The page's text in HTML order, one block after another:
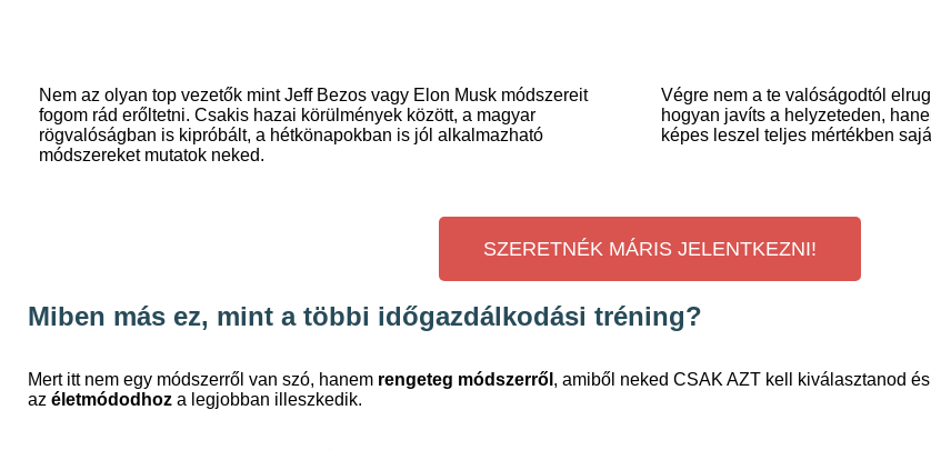
Nem az olyan top vezetők mint Jeff Bezos vagy Elon Musk módszereit
fogom rád erőltetni. Csakis hazai körülmények között, a magyar
rögvalóságban is kipróbált, a hétkönapokban is jól alkalmazható
módszereket mutatok neked.
Végre nem a te valóságodtól
hogyan javíts a helyzeteden,
képes leszel teljes mértékben
SZERETNÉK MÁRIS JELENTKEZNI!
Miben más ez, mint a többi időgazdálkodási tréning?
Mert itt nem egy módszerről van szó, hanem rengeteg módszerről , amiből neked CSAK AZT kell kiválasztanod
az életmódodhoz a legjobban illeszkedik.